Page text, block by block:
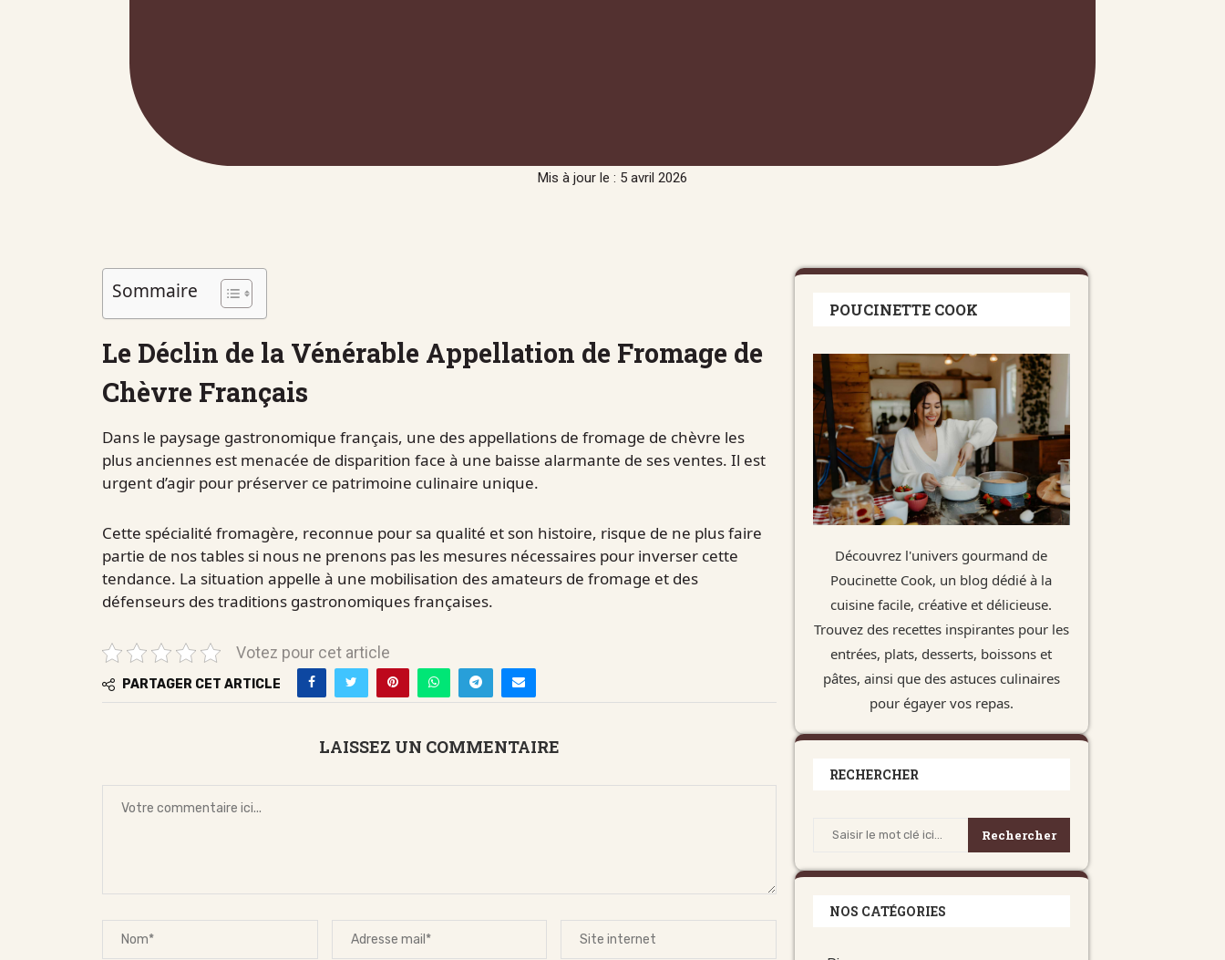
Mis à jour le : 5 avril 2026
Sommaire
Le Déclin de la Vénérable Appellation de Fromage de
Chèvre Français
Dans le paysage gastronomique français, une des appellations de fromage de chèvre les
plus anciennes est menacée de disparition face à une baisse alarmante de ses ventes. Il est
urgent d’agir pour préserver ce patrimoine culinaire unique.
Cette spécialité fromagère, reconnue pour sa qualité et son histoire, risque de ne plus faire
partie de nos tables si nous ne prenons pas les mesures nécessaires pour inverser cette
tendance. La situation appelle à une mobilisation des amateurs de fromage et des
défenseurs des traditions gastronomiques françaises.
Votez pour cet article
PARTAGER CET ARTICLE
LAISSEZ UN COMMENTAIRE
POUCINETTE COOK
Découvrez l'univers gourmand de
Poucinette Cook, un blog dédié à la
cuisine facile, créative et délicieuse.
Trouvez des recettes inspirantes pour les
entrées, plats, desserts, boissons et
pâtes, ainsi que des astuces culinaires
pour égayer vos repas.
RECHERCHER
Rechercher
NOS CATÉGORIES